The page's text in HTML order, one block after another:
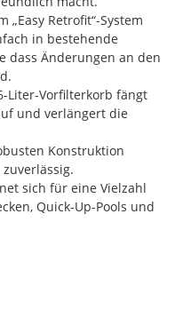
„Easy Retrofit“-System
in bestehende
dass Änderungen an den
Liter-Vorfilterkorb fängt
und verlängert die
Konstruktion
sich für eine Vielzahl
Quick-Up-Pools und